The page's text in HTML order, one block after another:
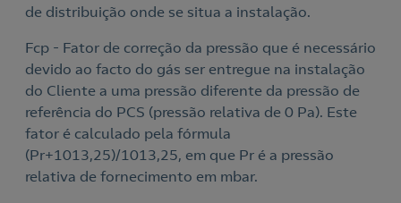
de distribuição onde se situa a instalação.
Fcp - Fator de correção da pressão que é necessário
devido ao facto do gás ser entregue na instalação
do Cliente a uma pressão diferente da pressão de
referência do PCS (pressão relativa de 0 Pa). Este
fator é calculado pela fórmula
(Pr+1013,25)/1013,25, em que Pr é a pressão
relativa de fornecimento em mbar.